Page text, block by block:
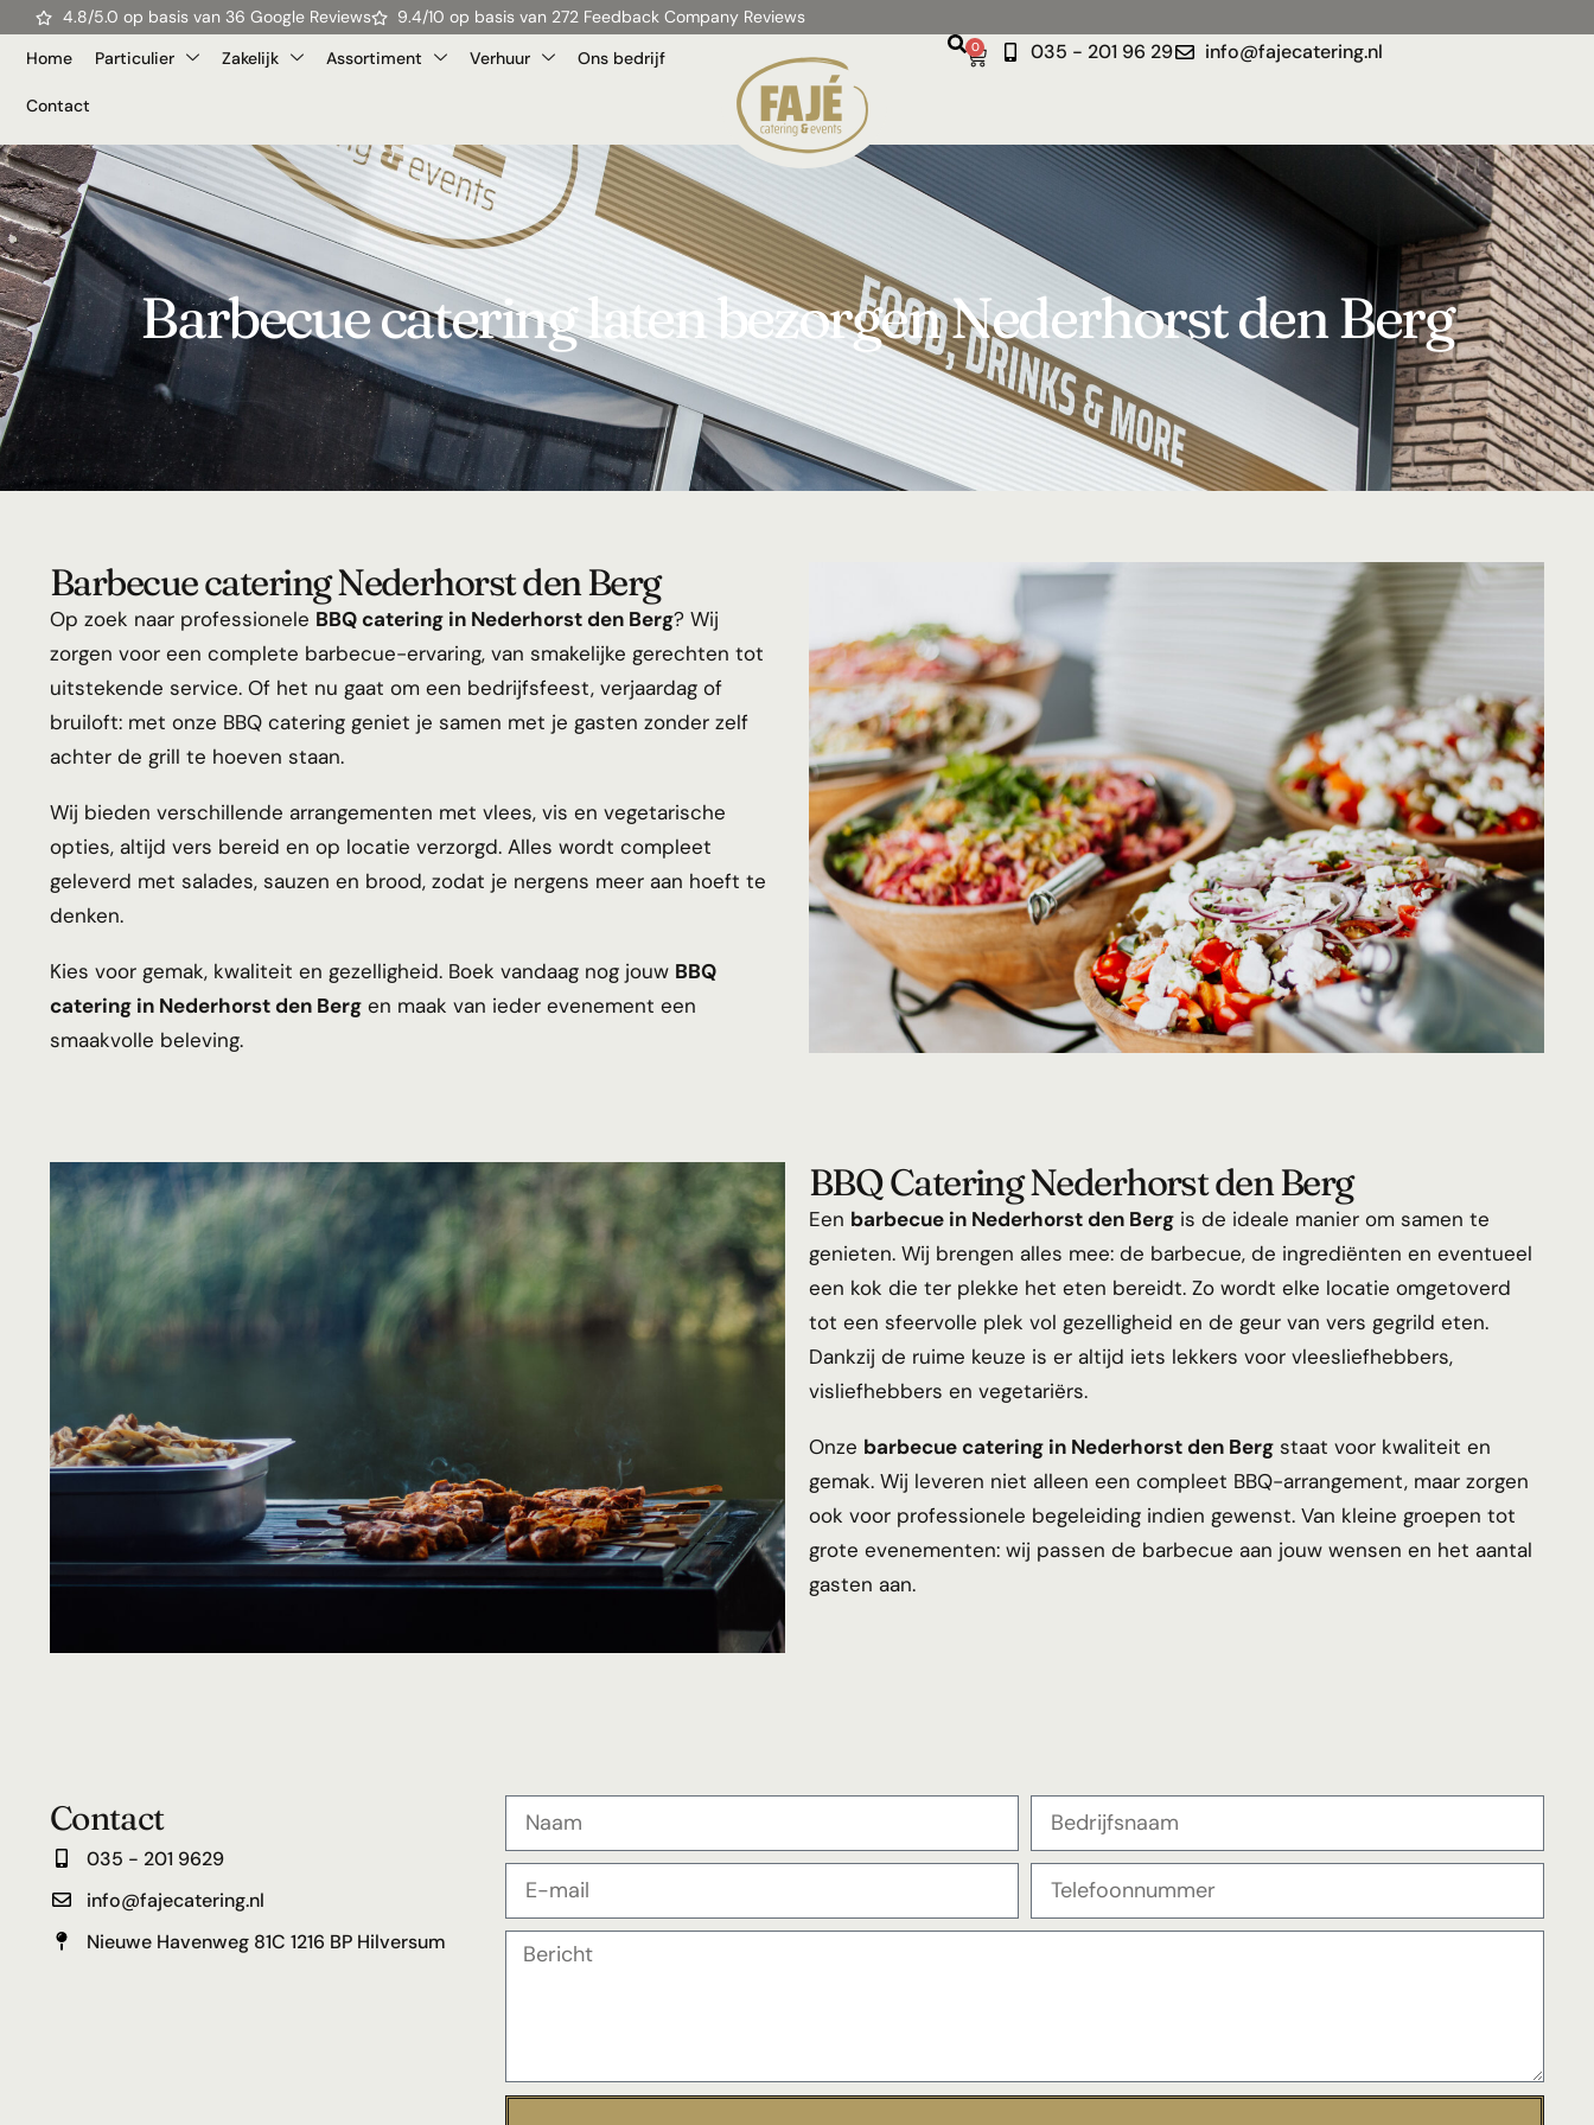
4.8/5.0 op basis van 36 Google Reviews
9.4/10 op basis van 272 Feedback Company Reviews
Home
Particulier Zakelijk Assortiment Verhuur Ons bedrijf
Contact
0 035 - 201 96 29 info@fajecatering.nl
Barbecue catering laten bezorgen Nederhorst den Berg
Barbecue catering Nederhorst den Berg
Op zoek naar professionele BBQ catering in Nederhorst den Berg? Wij
zorgen voor een complete barbecue-ervaring, van smakelijke gerechten tot
uitstekende service. Of het nu gaat om een bedrijfsfeest, verjaardag of
bruiloft: met onze BBQ catering geniet je samen met je gasten zonder zelf
achter de grill te hoeven staan.
Wij bieden verschillende arrangementen met vlees, vis en vegetarische
opties, altijd vers bereid en op locatie verzorgd. Alles wordt compleet
geleverd met salades, sauzen en brood, zodat je nergens meer aan hoeft te
denken.
Kies voor gemak, kwaliteit en gezelligheid. Boek vandaag nog jouw BBQ
catering in Nederhorst den Berg en maak van ieder evenement een
smaakvolle beleving.
BBQ Catering Nederhorst den Berg
Een barbecue in Nederhorst den Berg is de ideale manier om samen te
genieten. Wij brengen alles mee: de barbecue, de ingrediënten en eventueel
een kok die ter plekke het eten bereidt. Zo wordt elke locatie omgetoverd
tot een sfeervolle plek vol gezelligheid en de geur van vers gegrild eten.
Dankzij de ruime keuze is er altijd iets lekkers voor vleesliefhebbers,
visliefhebbers en vegetariërs.
Onze barbecue catering in Nederhorst den Berg staat voor kwaliteit en
gemak. Wij leveren niet alleen een compleet BBQ-arrangement, maar zorgen
ook voor professionele begeleiding indien gewenst. Van kleine groepen tot
grote evenementen: wij passen de barbecue aan jouw wensen en het aantal
gasten aan.
Contact
035 - 201 9629
info@fajecatering.nl
Nieuwe Havenweg 81C 1216 BP Hilversum